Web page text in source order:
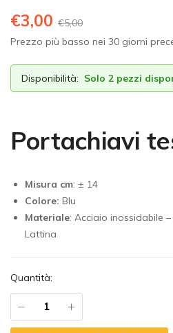
€5,00
€3,00
Prezzo più basso nei 30 giorni
Disponibilità: Solo 2 pezzi
Portachiavi
Misura cm: ± 14
Colore: Blu
Materiale: Acciaio inossidabile
Lattina
Quantità: